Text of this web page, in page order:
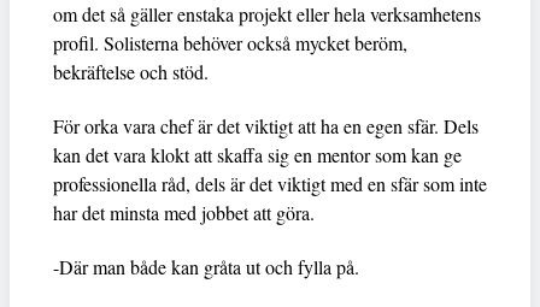
om det så gäller enstaka projekt eller hela verksamhetens
profil. Solisterna behöver också mycket beröm,
bekräftelse och stöd.
För orka vara chef är det viktigt att ha en egen sfär. Dels
kan det vara klokt att skaffa sig en mentor som kan ge
professionella råd, dels är det viktigt med en sfär som inte
har det minsta med jobbet att göra.
-Där man både kan gråta ut och fylla på.